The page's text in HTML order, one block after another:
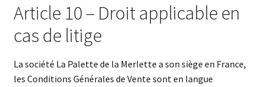
Article 10 – Droit applicable en
cas de litige
La société La Palette de la Merlette a son siège en France,
les Conditions Générales de Vente sont en langue